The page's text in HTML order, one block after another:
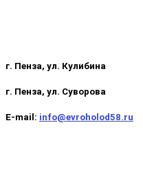
г. Пенза, ул. Кулибина
г. Пенза, ул. Суворова
E-mail: info@evroholod58.ru